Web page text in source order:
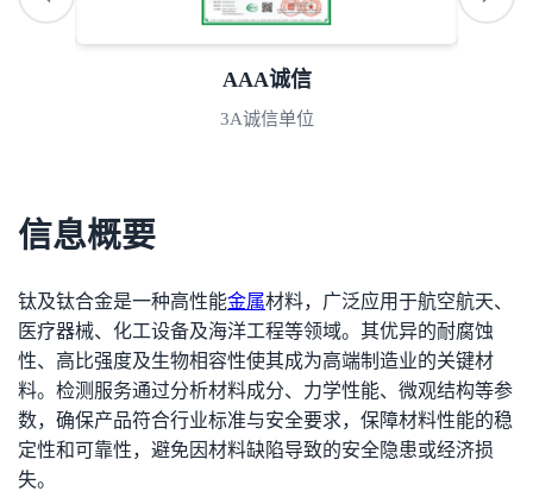
ISO资质
拥有ISO资质认证
信息概要
钛及钛合金是一种高性能金属材料，广泛应用于航空航天、
医疗器械、化工设备及海洋工程等领域。其优异的耐腐蚀
性、高比强度及生物相容性使其成为高端制造业的关键材
料。检测服务通过分析材料成分、力学性能、微观结构等参
数，确保产品符合行业标准与安全要求，保障材料性能的稳
定性和可靠性，避免因材料缺陷导致的安全隐患或经济损
失。